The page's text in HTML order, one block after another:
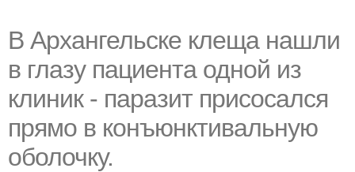
В Архангельске клеща нашли
в глазу пациента одной из
клиник - паразит присосался
прямо в конъюнктивальную
оболочку.